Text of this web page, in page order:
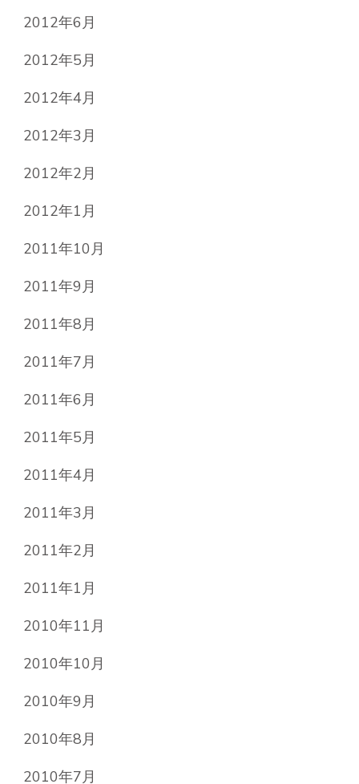
2012年6月
2012年5月
2012年4月
2012年3月
2012年2月
2012年1月
2011年10月
2011年9月
2011年8月
2011年7月
2011年6月
2011年5月
2011年4月
2011年3月
2011年2月
2011年1月
2010年11月
2010年10月
2010年9月
2010年8月
2010年7月